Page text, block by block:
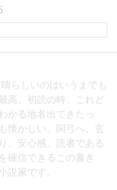
らしいのはいうまでも
高。初読の時、これど
かる地名出てきたっ
懐かしい。関弓へ、玄
、安心感。読者である
確信できるこの書き
説家です。